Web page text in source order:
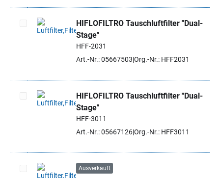
Artikel auswählen
HIFLOFILTRO Tauschluftfilter "Dual-
Stage"
HFF-2031
Art.-Nr.: 05667503 Org.-Nr.: HFF2031
Artikel auswählen
HIFLOFILTRO Tauschluftfilter "Dual-
Stage"
HFF-3011
Art.-Nr.: 05667126Org.-Nr.: HFF3011
Ausverkauft